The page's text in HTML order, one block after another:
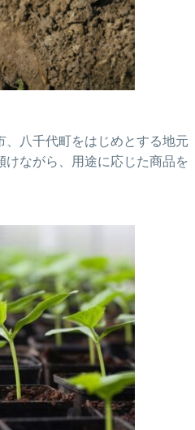
、八千代町をはじめとする地元
ながら、用途に応じた商品を